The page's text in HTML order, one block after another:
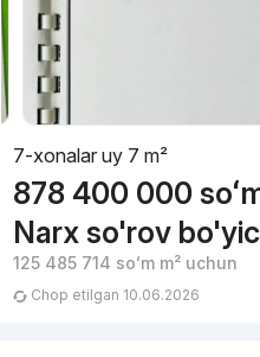
7-xonalar uy 7 m²
878 400 000
Narx so'rov
125 485 714 soʻmm² uchun
Chop etilgan 10.06.2026